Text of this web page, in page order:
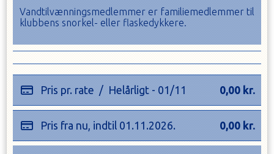
Vandtilvænningsmedlemmer er familiemedlemmer til
klubbens snorkel- eller flaskedykkere.
Pris pr. rate / Helårligt - 01/11 0,00 kr.
Pris fra nu, indtil 01.11.2026. 0,00 kr.